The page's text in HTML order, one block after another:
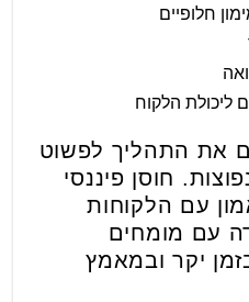
חלופיים
ליכולת הלקוח
את התהליך לפשוט
חוסן פיננסי
עם הלקוחות
עם מומחים
יקר ובמאמץ